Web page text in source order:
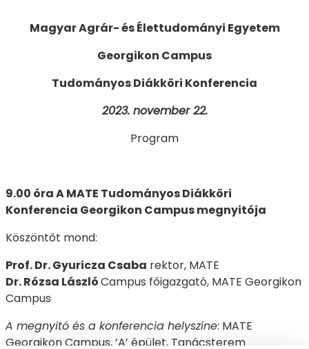
Magyar Agrár- és Élettudományi Egyetem
Georgikon Campus
Tudományos Diákköri Konferencia
2023. november 22.
Program
9.00 óra A MATE Tudományos Diákköri
Konferencia Georgikon Campus megnyitója
Köszöntőt mond:
Prof. Dr. Gyuricza Csaba rektor, MATE
Dr. Rózsa LászlóCampus főigazgató, MATE Georgikon
Campus
A megnyitó és a konferencia helyszíne: MATE
Georgikon Campus, ’A’ épület, Tanácsterem